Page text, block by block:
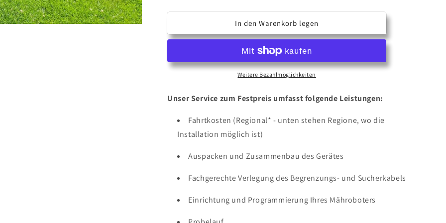
die
Menge
Mähroboter
1000
die
Menge
für
Mähroboter
Installation
1000
In den Warenkorb legen
Weitere Bezahlmöglichkeiten
Unser Service zum Festpreis umfasst folgende Leistungen:
Fahrtkosten (Regional* - unten stehen Regione, wo die
Installation möglich ist)
Auspacken und Zusammenbau des Gerätes
Fachgerechte Verlegung des Begrenzungs- und Sucherkabels
Einrichtung und Programmierung Ihres Mähroboters